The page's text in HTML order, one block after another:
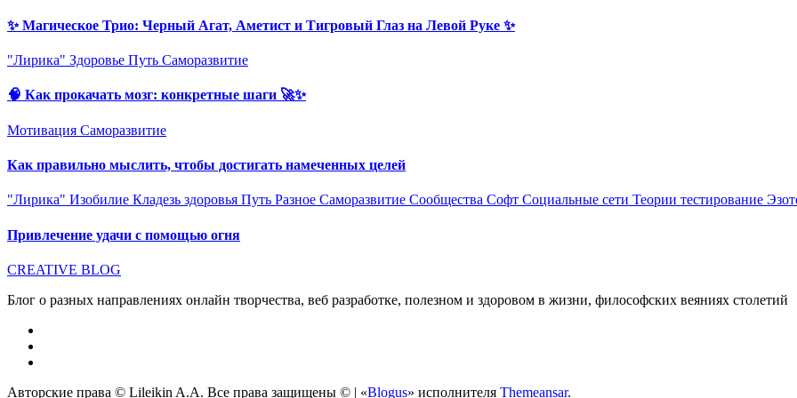
✨ Магическое Трио: Черный Агат, Аметист и Тигровый Глаз на Левой Руке ✨
"Лирика" Здоровье Путь Саморазвитие
🧠 Как прокачать мозг: конкретные шаги 🚀✨
Мотивация Саморазвитие
Как правильно мыслить, чтобы достигать намеченных целей
"Лирика" Изобилие Кладезь здоровья Путь Разное Саморазвитие Сообщества Софт Социальные сети Теории тестирование
Привлечение удачи с помощью огня
CREATIVE BLOG
Блог о разных направлениях онлайн творчества, веб разработке, полезном и здоровом в жизни, философских веяниях столетий
Авторские права © Lileikin A.A. Все права защищены © | «Blogus» исполнителя Themeansar.